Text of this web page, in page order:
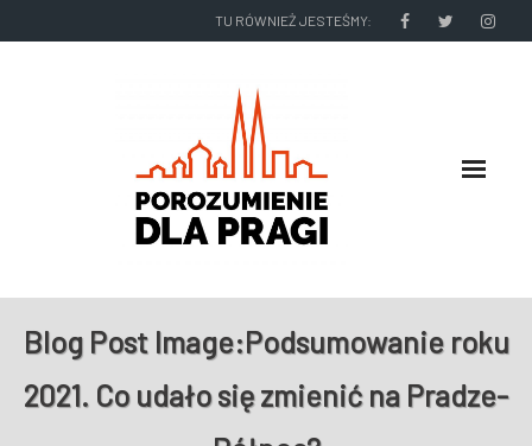
TU RÓWNIEŻ JESTEŚMY:
O NAS
RADNI I ZARZĄD DZIELNICY
Blog Post Image:Podsumowanie roku
2021. Co udało się zmienić na Pradze-